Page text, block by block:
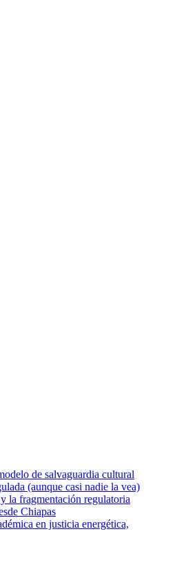
de salvaguardia cultural
(aunque casi nadie la vea)
la fragmentación regulatoria
Chiapas
en justicia energética,